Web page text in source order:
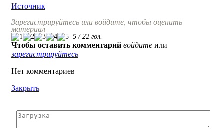
Источник
Зарегистрируйтесь или войдите, чтобы оценить
материал
5 / 22 гол.
Чтобы оставить комментарий войдите или
зарегистрируйтесь
Нет комментариев
Закрыть